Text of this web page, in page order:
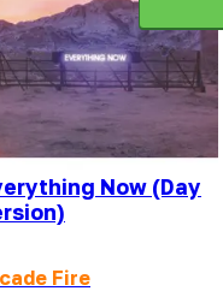
Now (Day
Fire